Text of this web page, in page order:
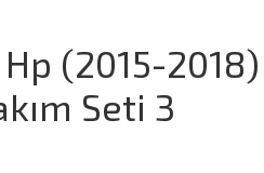
(2015-2018)
Seti 3